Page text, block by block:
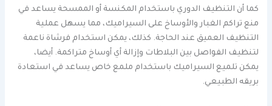
كما أن التنظيف الدوري باستخدام المكنسة أو الممسحة يساعد في
منع تراكم الغبار والأوساخ على السيراميك، مما يسهل عملية
التنظيف العميق عند الحاجة. كذلك، يمكن استخدام فرشاة ناعمة
لتنظيف الفواصل بين البلاطات وإزالة أي أوساخ متراكمة. أيضا،
يمكن تلميع السيراميك باستخدام ملمع خاص يساعد في استعادة
بريقه الطبيعي.